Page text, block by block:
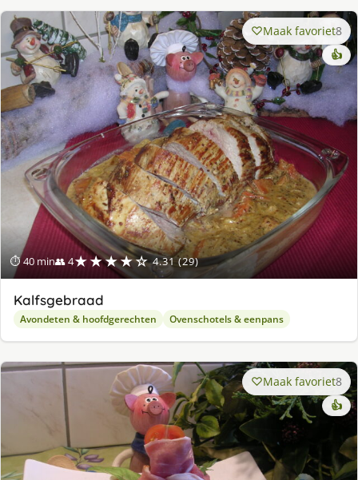
⏱ 40 min👥 4★★★★☆ 4.31 (29)
Maak favoriet8
👍
Kalfsgebraad
Avondeten & hoofdgerechten Ovenschotels & eenpans
Maak favoriet8
👍